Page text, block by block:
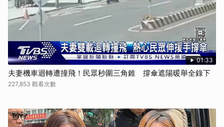
01:33
夫妻機車迴轉遭撞飛！民眾秒圍三角錐 撐傘遮陽暖舉全錄下
227,853 觀看次數